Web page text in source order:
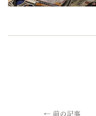
← 前の記事